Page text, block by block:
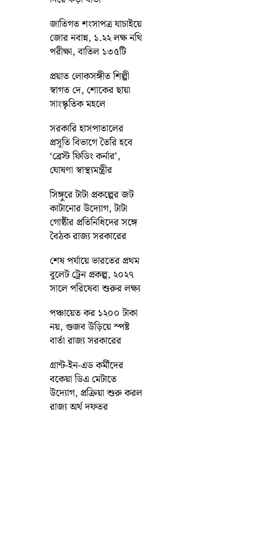
জাতিগত শংসাপত্র যাচাইয়ে
জোর নবান্ন, ১.২২ লক্ষ নথি
পরীক্ষা, বাতিল ১৩৫টি
প্রয়াত লোকসঙ্গীত শিল্পী
স্বাগত দে, শোকের ছায়া
সাংস্কৃতিক মহলে
সরকারি হাসপাতালের
প্রসূতি বিভাগে তৈরি হবে
‘ব্রেস্ট ফিডিং কর্নার’,
ঘোষণা স্বাস্থ্যমন্ত্রীর
সিঙ্গুরে টাটা প্রকল্পের জট
কাটানোর উদ্যোগ, টাটা
গোষ্ঠীর প্রতিনিধিদের সঙ্গে
বৈঠক রাজ্য সরকারের
শেষ পর্যায়ে ভারতের প্রথম
বুলেট ট্রেন প্রকল্প, ২০২৭
সালে পরিষেবা শুরুর লক্ষ্য
পঞ্চায়েত কর ১২০০ টাকা
নয়, গুজব উড়িয়ে স্পষ্ট
বার্তা রাজ্য সরকারের
গ্রান্ট-ইন-এড কর্মীদের
বকেয়া ডিএ মেটাতে
উদ্যোগ, প্রক্রিয়া শুরু করল
রাজ্য অর্থ দফতর